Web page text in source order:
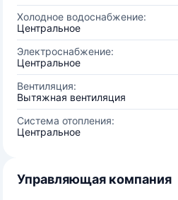
Холодное водоснабжение:
Центральное
Электроснабжение:
Центральное
Вентиляция:
Вытяжная вентиляция
Система отопления:
Центральное
Управляющая компания